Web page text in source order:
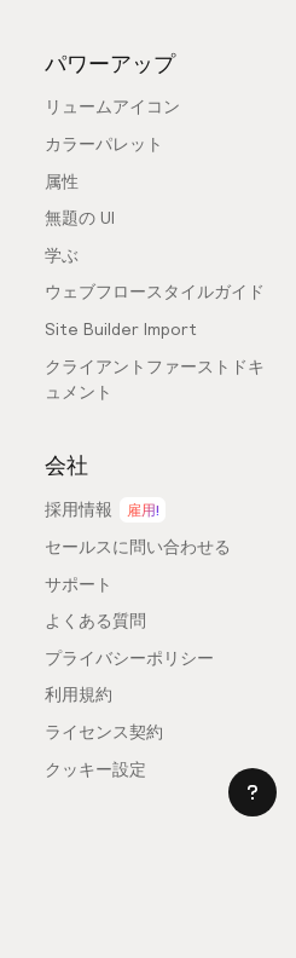
パワーアップ
リュームアイコン
カラーパレット
属性
無題の UI
学ぶ
ウェブフロースタイルガイド
Site Builder Import
クライアントファーストドキ
ュメント
会社
採用情報 雇用!
セールスに問い合わせる
サポート
よくある質問
プライバシーポリシー
利用規約
ライセンス契約
クッキー設定